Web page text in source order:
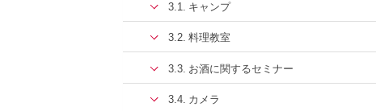
キャンプ
料理教室
お酒に関するセミナー
カメラ